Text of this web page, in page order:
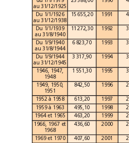
au
31/12/1925
Du
1/1/1926
au 31/12/1938
15655,20 1991
Du
1/1/1939
au
31/8/1940
11272,30 1992
Du
1/9/1940
au
31/8/1944
6823,70 1993
Du
1/9/1944
au
31/12/1945
3317,90 1994
1946,
1947,
1948
1551,30 1995
1949,
1950,
1951
842,50 1996
1952 à 1958 613,20 1997
1959 à 1963 495,10 1998
1964
et 1965 463,20 1999
1966,
1967
et
1968
436,60 2000
1969 et 1970 407,60 2001